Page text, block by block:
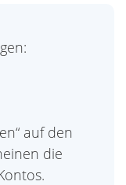
auf den
die